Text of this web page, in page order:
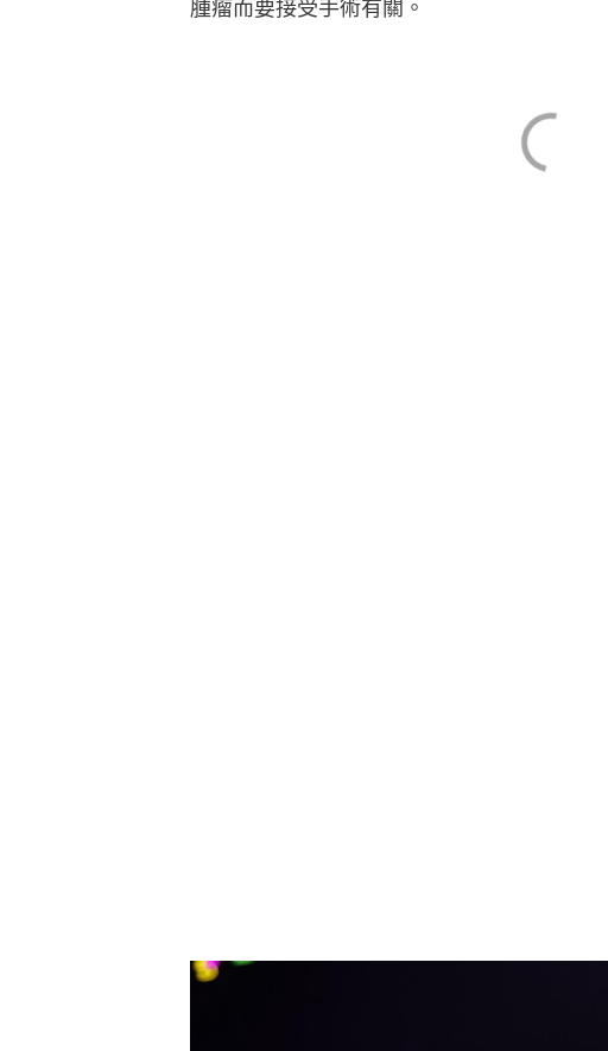
腫瘤而要接受手術有關。